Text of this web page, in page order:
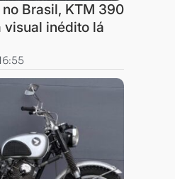
Brasil, KTM 390
visual inédito lá